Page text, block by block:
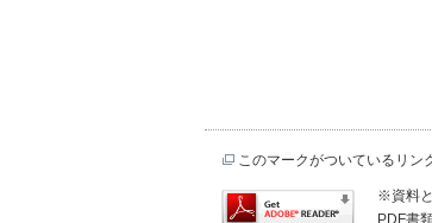
このマークがついているリン
※資料
PDF書